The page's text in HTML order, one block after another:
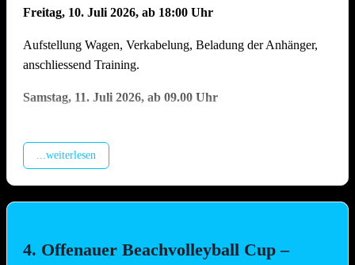
Freitag, 10. Juli 2026, ab 18:00 Uhr
Aufstellung Wagen, Verkabelung, Beladung der Anhänger,
anschliessend Training.
Samstag, 11. Juli 2026, ab 09.00 Uhr
Spülzelt, Verkabelung Wagen
Mittwoch, 15. Juli 2026, ab 17.00 Uhr
...weiterlesen
4. Offenauer Beachvolleyball Cup –